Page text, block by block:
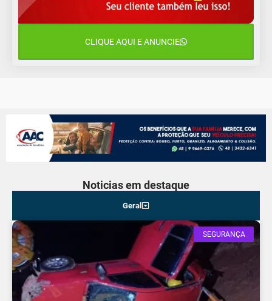
CLIQUE AQUI E ANUNCIE
Noticias em destaque
Geral
SEGURANÇA